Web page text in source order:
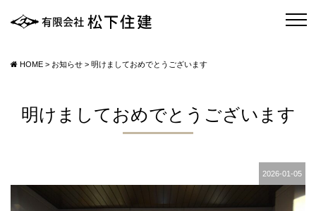
HOME > お知らせ > 明けましておめでとうございます
明けましておめでとうございます
2026-01-05